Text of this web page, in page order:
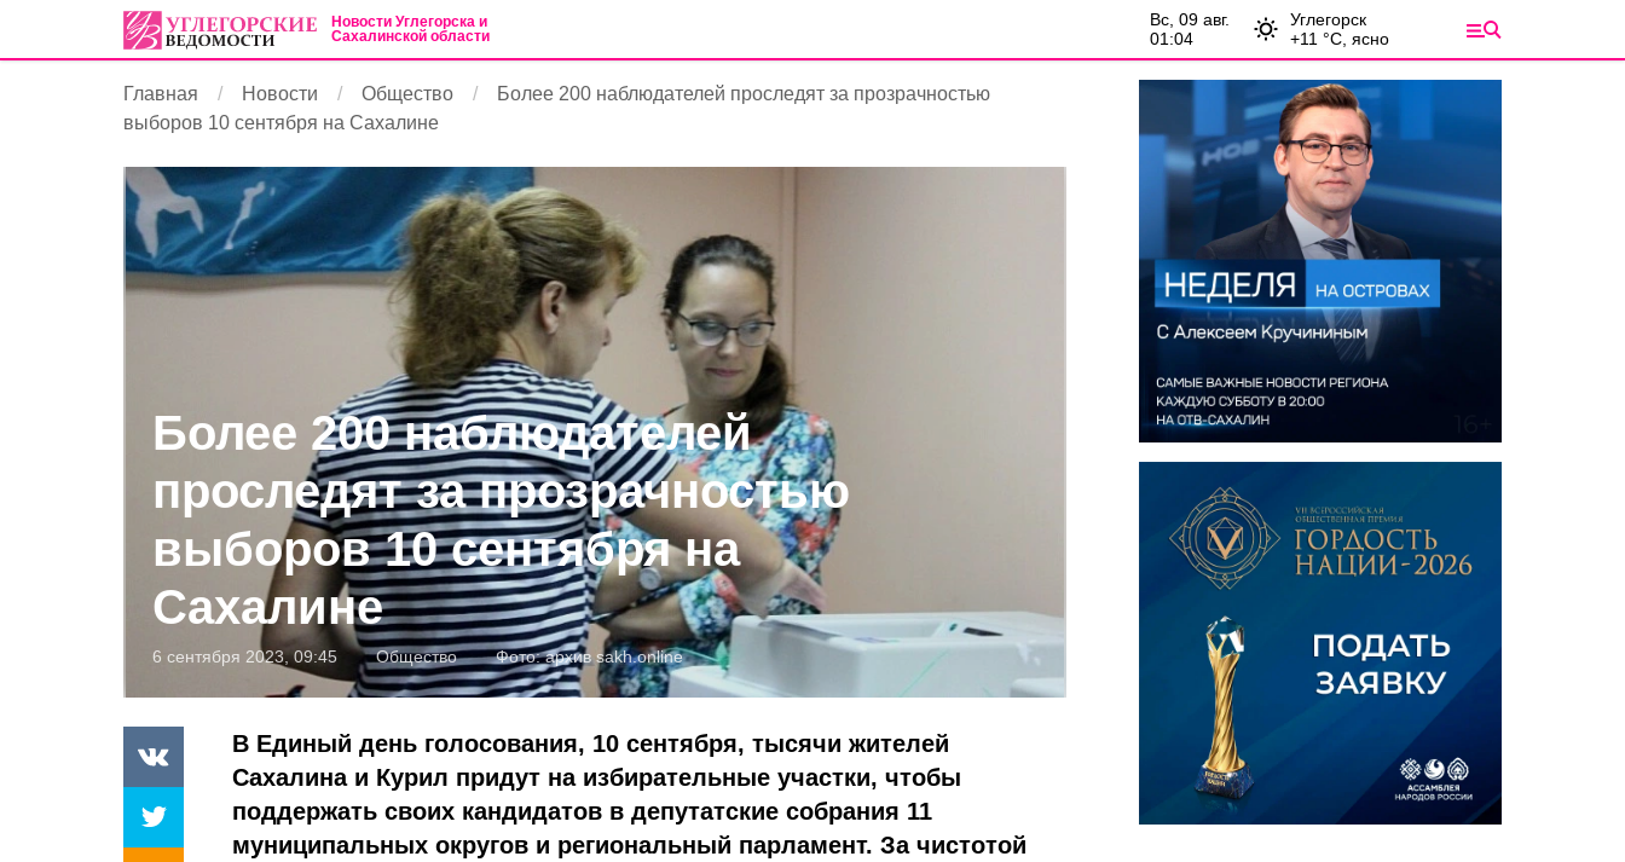
Новости Углегорска и
Сахалинской области
вс, 09 авг.
01:04
Углегорск
+11 °С, ясно
Главная Новости Общество
Более 200 наблюдателей проследят за прозрачностью
выборов 10 сентября на Сахалине
Более 200 наблюдателей
проследят за прозрачностью
выборов 10 сентября на
Сахалине
6 сентября 2023, 09:45 Общество Фото:архивsakh.online
В Единый день голосования, 10 сентября, тысячи жителей
Сахалина и Курил придут на избирательные участки, чтобы
поддержать своих кандидатов в депутатские собрания 11
муниципальных округов и региональный парламент. За чистотой